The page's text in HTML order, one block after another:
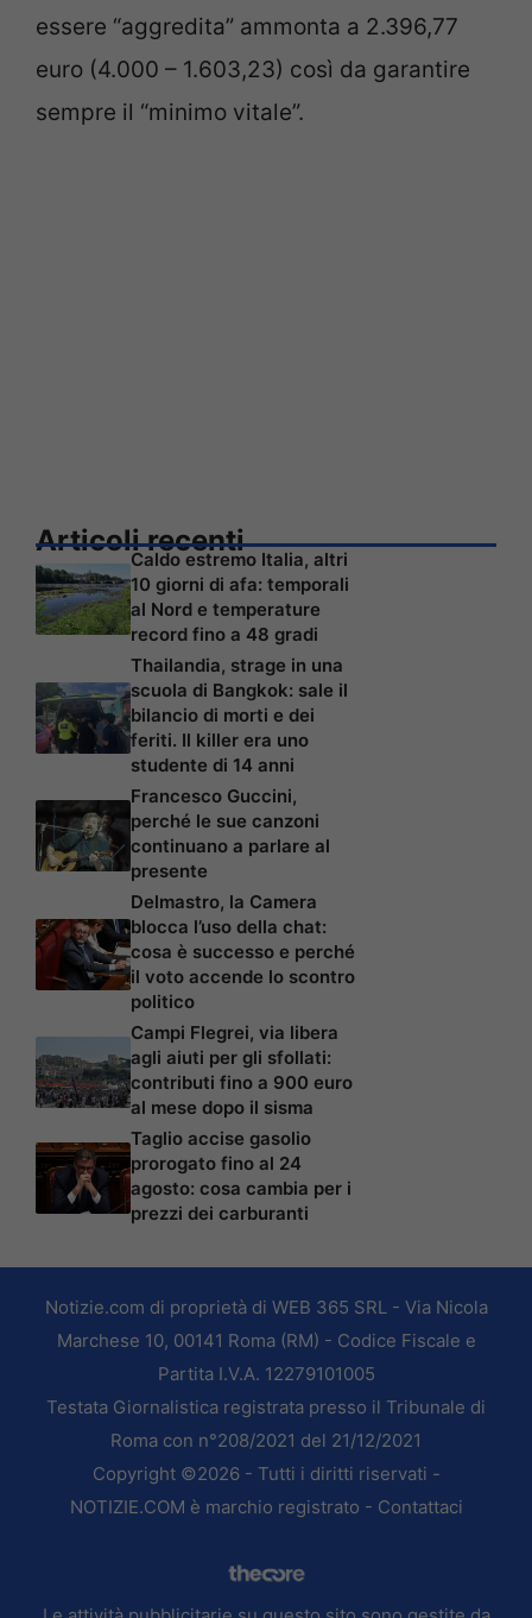
essere “aggredita” ammonta a 2.396,77
euro (4.000 – 1.603,23) così da garantire
sempre il “minimo vitale”.
Articoli recenti
Caldo estremo Italia, altri
10 giorni di afa: temporali
al Nord e temperature
record fino a 48 gradi
Thailandia, strage in una
scuola di Bangkok: sale il
bilancio di morti e dei
feriti. Il killer era uno
studente di 14 anni
Francesco Guccini,
perché le sue canzoni
continuano a parlare al
presente
Delmastro, la Camera
blocca l’uso della chat:
cosa è successo e perché
il voto accende lo scontro
politico
Campi Flegrei, via libera
agli aiuti per gli sfollati:
contributi fino a 900 euro
al mese dopo il sisma
Taglio accise gasolio
prorogato fino al 24
agosto: cosa cambia per i
prezzi dei carburanti
Notizie.com di proprietà di WEB 365 SRL - Via Nicola
Marchese 10, 00141 Roma (RM) - Codice Fiscale e
Partita I.V.A. 12279101005
Testata Giornalistica registrata presso il Tribunale di
Roma con n°208/2021 del 21/12/2021
Copyright ©2026 - Tutti i diritti riservati -
NOTIZIE.COM è marchio registrato - Contattaci